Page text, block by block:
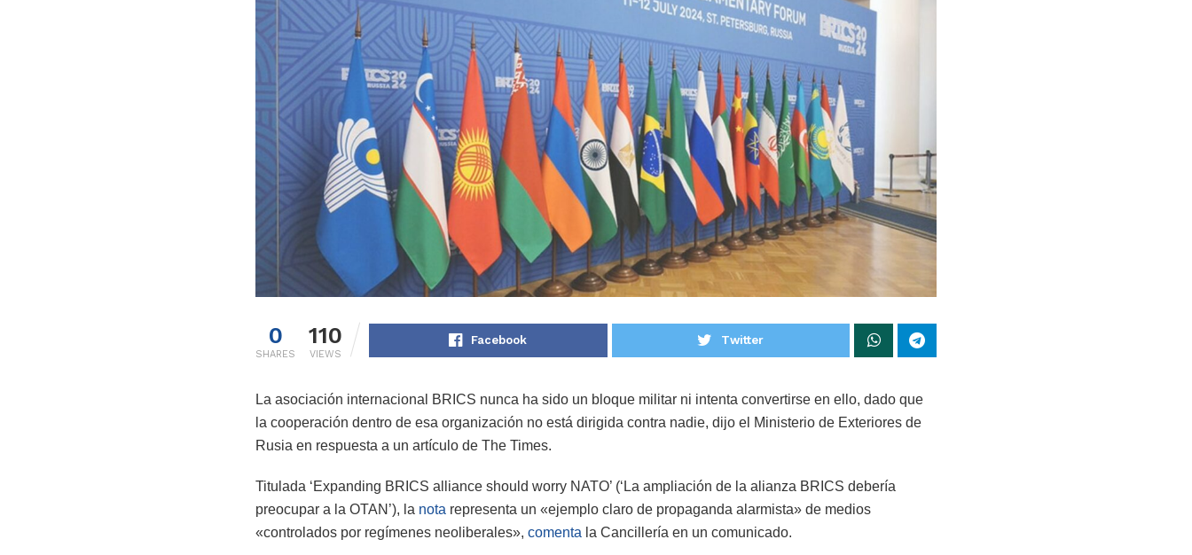
0
SHARES
110
VIEWS
Facebook Twitter
La asociación internacional BRICS nunca ha sido un bloque militar ni intenta convertirse en ello, dado que
la cooperación dentro de esa organización no está dirigida contra nadie, dijo el Ministerio de Exteriores de
Rusia en respuesta a un artículo de The Times.
Titulada ‘Expanding BRICS alliance should worry NATO’ (‘La ampliación de la alianza BRICS debería
preocupar a la OTAN’), la nota representa un «ejemplo claro de propaganda alarmista» de medios
«controlados por regímenes neoliberales», comenta la Cancillería en un comunicado.